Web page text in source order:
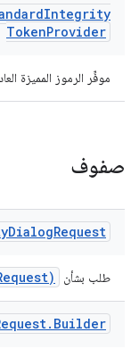
Integrity
TokenProvider
موفِّر الرموز المميزة
صفوف
DialogRequest
طلب بشأن
. Builder